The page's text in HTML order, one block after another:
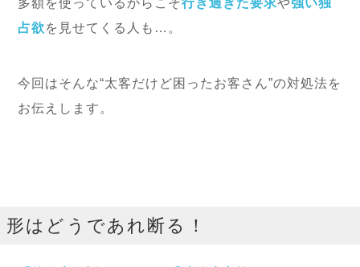
占欲を見せてくる人も…。
今回はそんな“太客だけど困ったお客さん”の対処法を
お伝えします。
形はどうであれ断る！